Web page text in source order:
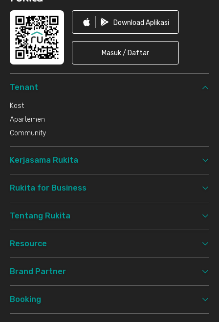
Download Aplikasi
Masuk / Daftar
Tenant
Kost
Apartemen
Community
Kerjasama Rukita
Rukita for Business
Tentang Rukita
Resource
Brand Partner
Booking